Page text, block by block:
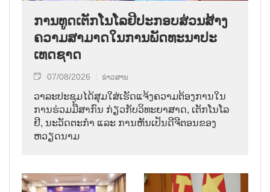
ການ​ທູດ​ເຕັກ​ໂນ​ໂລ​ຢີ​ປະ​ກອບ​ສ່ວນ​ສ້າງ​
ຄວາມ​ສາ​ມາດ​ໃນ​ການ​ພັດ​ທະ​ນາ​ປະ​
ເທດ​ຊາດ
07/08/2026 ຂ່າວສານ
ວາ​ລະ​ປະ​ຊຸມ​ໄດ້​ສຸມ​ໃສ່​ເຮັດ​ແຈ້ງ​ຄວາມ​ຕ້ອງ​ການ​ໃນ​
ການ​ຮ່ວມ​ມື​ສາ​ກົນ ກ່ຽວ​ກັບ​ວິ​ທະ​ຍາ​ສາດ, ເຕັກ​ໂນ​ໂລ​
ຢີ, ນະ​ວັດ​ຕະ​ກຳ ແລະ ການ​ຫັນ​ເປັນ​ດີ​ຈີ​ຕອນ​ຂອງ
ຫວຽດ​ນາມ